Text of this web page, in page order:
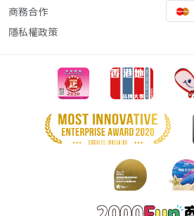
商務合作
隱私權政策